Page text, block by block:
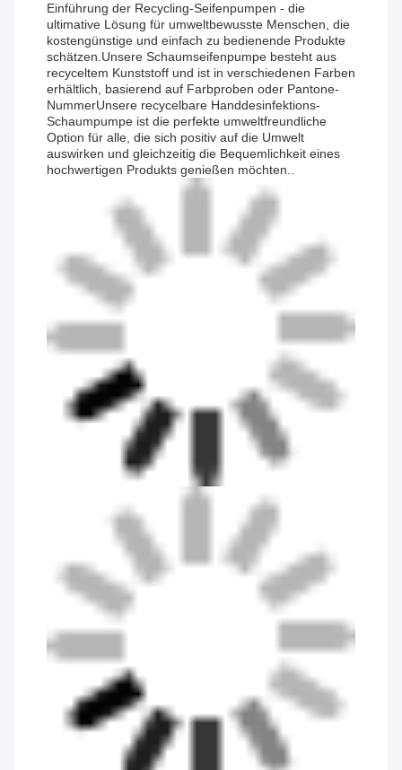
Einführung der Recycling-Seifenpumpen - die
ultimative Lösung für umweltbewusste Menschen, die
kostengünstige und einfach zu bedienende Produkte
schätzen.Unsere Schaumseifenpumpe besteht aus
recyceltem Kunststoff und ist in verschiedenen Farben
erhältlich, basierend auf Farbproben oder Pantone-
NummerUnsere recycelbare Handdesinfektions-
Schaumpumpe ist die perfekte umweltfreundliche
Option für alle, die sich positiv auf die Umwelt
auswirken und gleichzeitig die Bequemlichkeit eines
hochwertigen Produkts genießen möchten..